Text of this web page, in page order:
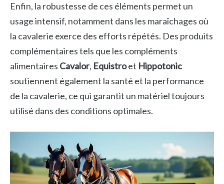
Enfin, la robustesse de ces éléments permet un
usage intensif, notamment dans les maraîchages où
la cavalerie exerce des efforts répétés. Des produits
complémentaires tels que les compléments
alimentaires Cavalor, Equistroet Hippotonic
soutiennent également la santé et la performance
de la cavalerie, ce qui garantit un matériel toujours
utilisé dans des conditions optimales.